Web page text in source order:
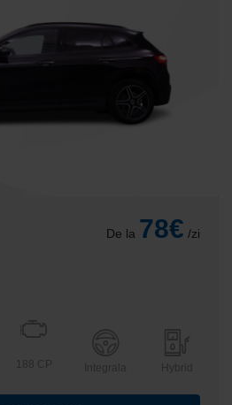
De la 78€ /zi
Integrala Hybrid